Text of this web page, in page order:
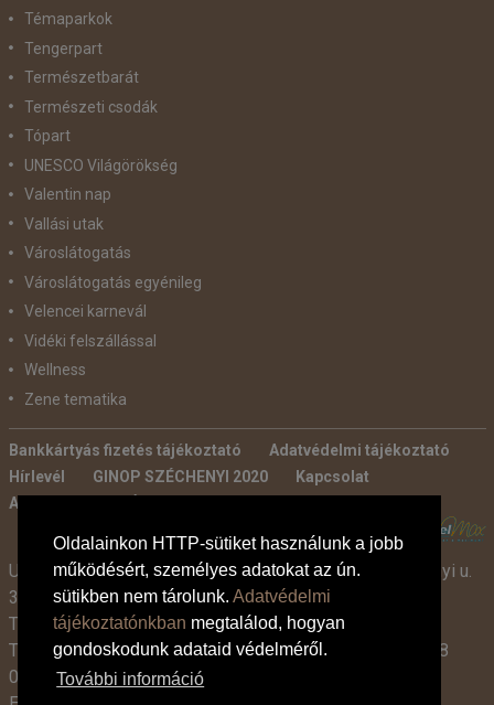
Oldalainkon HTTP-sütiket használunk a jobb
működésért, személyes adatokat az ún.
sütikben nem tárolunk. Adatvédelmi
tájékoztatónkban megtalálod, hogyan
gondoskodunk adataid védelméről.
További információ
Témaparkok
Tengerpart
Természetbarát
Természeti csodák
Tópart
UNESCO Világörökség
Valentin nap
Vallási utak
Városlátogatás
Városlátogatás egyénileg
Velencei karnevál
Vidéki felszállással
Wellness
Zene tematika
Bankkártyás fizetés tájékoztató
Adatvédelmi tájékoztató
Hírlevél
GINOP SZÉCHENYI 2020
Kapcsolat
Ajánlatkérés
Utazási Iroda -TdM Travel Tours Kft. 2600 Vác, Széchenyi u.
3-7.
Tel:
+36 30 331 3359
Tel:
+36 27 319 381, 319 382 (09:00-17:00-ig),
+36 1 408
0134 (09:00-15:00-ig)